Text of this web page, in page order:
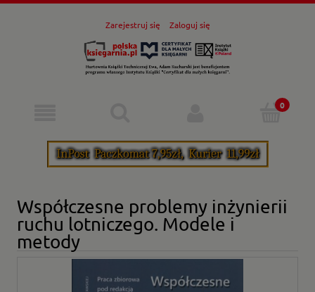
Zarejestruj się Zaloguj się
Współczesne problemy inżynierii
ruchu lotniczego. Modele i
metody